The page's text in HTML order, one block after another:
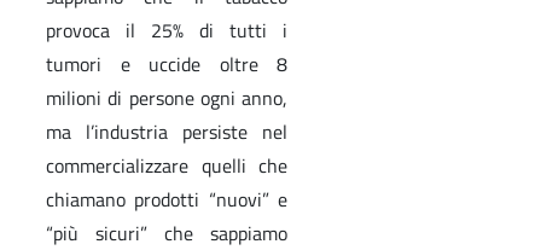
provoca il 25% di tutti i
tumori e uccide oltre 8
milioni di persone ogni anno,
ma l’industria persiste nel
commercializzare quelli che
chiamano prodotti “nuovi” e
“più sicuri” che sappiamo